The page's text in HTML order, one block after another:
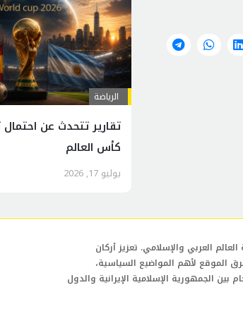
الرياضة
تقارير تتحدث عن
كأس العالم
يوليو 17, 2026
العربي والإسلامي. تعزيز أركان
الموقع لأهم المواضيع السياسية،
بين الجمهورية الإسلامية الإيرانية والدول